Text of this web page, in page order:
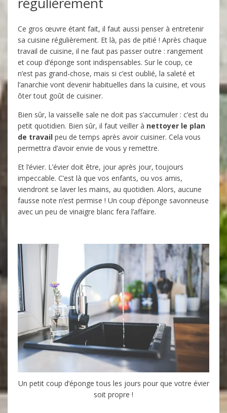
Ce gros œuvre étant fait, il faut aussi penser à entretenir
sa cuisine régulièrement. Et là, pas de pitié ! Après chaque
travail de cuisine, il ne faut pas passer outre : rangement
et coup d’éponge sont indispensables. Sur le coup, ce
n’est pas grand-chose, mais si c’est oublié, la saleté et
l’anarchie vont devenir habituelles dans la cuisine, et vous
ôter tout goût de cuisiner.
Bien sûr, la vaisselle sale ne doit pas s’accumuler : c’est du
petit quotidien. Bien sûr, il faut veiller à nettoyer le plan
de travail peu de temps après avoir cuisiner. Cela vous
permettra d’avoir envie de vous y remettre.
Et l’évier. L’évier doit être, jour après jour, toujours
impeccable. C’est là que vos enfants, ou vos amis,
viendront se laver les mains, au quotidien. Alors, aucune
fausse note n’est permise ! Un coup d’éponge savonneuse
avec un peu de vinaigre blanc fera l’affaire.
Un petit coup d’éponge tous les jours pour que votre évier
soit propre !